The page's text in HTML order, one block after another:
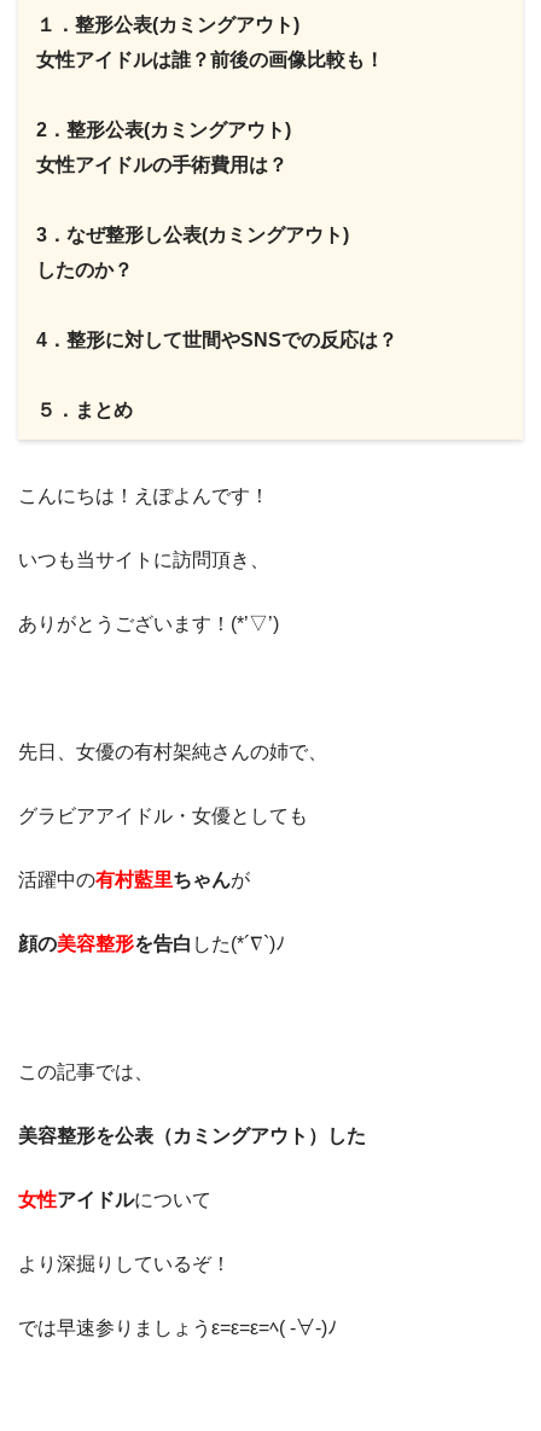
１．整形公表(カミングアウト)
女性アイドルは誰？前後の画像比較も！
2．整形公表(カミングアウト)
女性アイドルの手術費用は？
3．なぜ整形し公表(カミングアウト)
したのか？
4．整形に対して世間やSNSでの反応は？
５．まとめ
​こんにちは！えぽよんです！
いつも当サイト​に訪問頂き、
​ありがとうございます！(*’▽’)​​
先日、女優の有村架純さんの姉で、
グラビアアイドル・女優としても
活躍中の有村藍里ちゃんが
顔の美容整形を告白 した(*´∇`)ﾉ
この記事では、
美容整形を公表（カミングアウト）した
女性アイドルについて
より深掘りしているぞ！
では早速参りましょうε=ε=ε=ﾍ( -∀-)ﾉ